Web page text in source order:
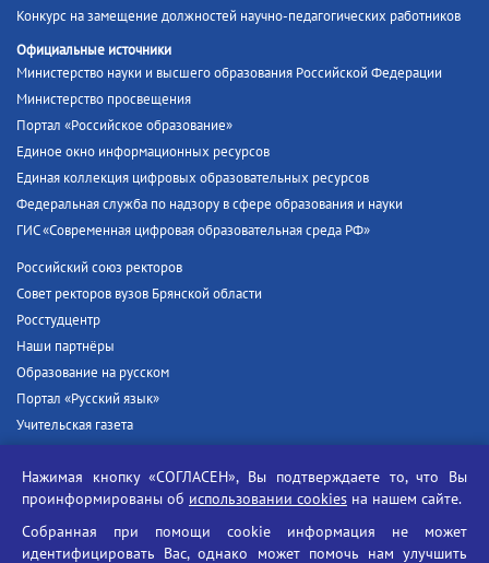
Конкурс на замещение должностей научно-педагогических работников
Официальные источники
Министерство науки и высшего образования Российской Федерации
Министерство просвещения
Портал «Российское образование»
Единое окно информационных ресурсов
Единая коллекция цифровых образовательных ресурсов
Федеральная служба по надзору в сфере образования и науки
ГИС «Современная цифровая образовательная среда РФ»
Российский союз ректоров
Совет ректоров вузов Брянской области
Росстудцентр
Наши партнёры
Образование на русском
Портал «Русский язык»
Учительская газета
Единый портал государственных услуг
Противодействие угрозам информационной безопасности
Нажимая кнопку «СОГЛАСЕН», Вы подтверждаете то, что Вы
проинформированы об использовании cookies на нашем сайте.
Собранная при помощи cookie информация не может
идентифицировать Вас, однако может помочь нам улучшить